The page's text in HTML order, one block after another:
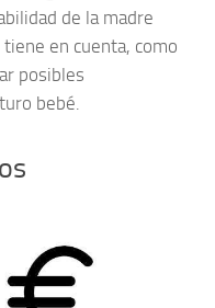
de la madre
en cuenta, como
posibles
bebé.